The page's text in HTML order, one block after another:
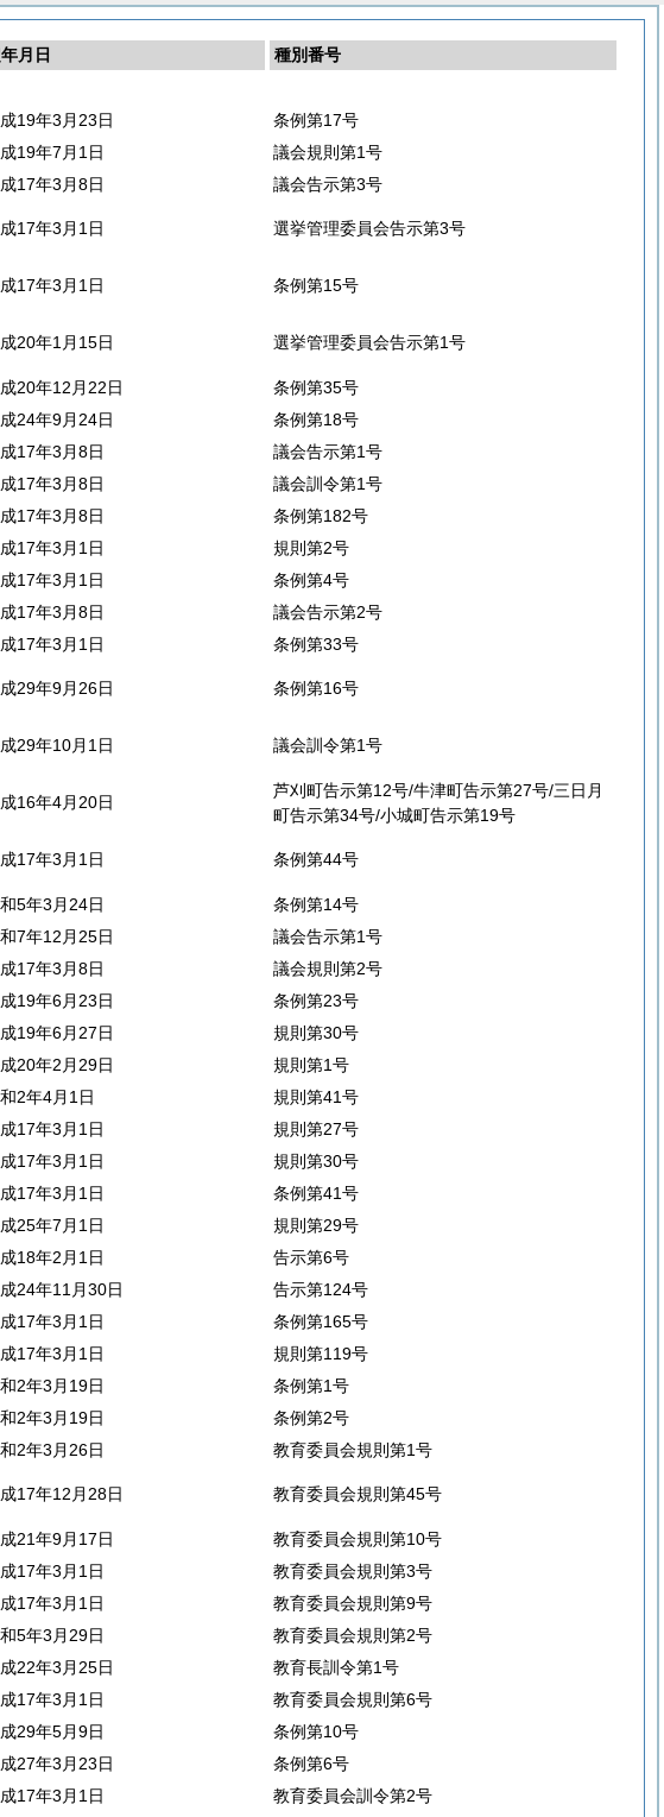
月日
種別番号
19年3月23日
条例第17号
19年7月1日
議会規則第1号
17年3月8日
議会告示第3号
17年3月1日 選挙管理委員会告示第3号
17年3月1日 条例第15号
20年1月15日 選挙管理委員会告示第1号
20年12月22日
条例第35号
24年9月24日
条例第18号
17年3月8日
議会告示第1号
17年3月8日
議会訓令第1号
17年3月8日
条例第182号
17年3月1日
規則第2号
17年3月1日
条例第4号
17年3月8日
議会告示第2号
17年3月1日
条例第33号
29年9月26日 条例第16号
29年10月1日 議会訓令第1号
16年4月20日
芦刈町告示第12号/牛津町告示第27号/三日月
町告示第34号/小城町告示第19号
17年3月1日 条例第44号
5年3月24日
条例第14号
7年12月25日
議会告示第1号
17年3月8日
議会規則第2号
19年6月23日
条例第23号
19年6月27日
規則第30号
20年2月29日
規則第1号
2年4月1日
規則第41号
17年3月1日
規則第27号
17年3月1日
規則第30号
17年3月1日
条例第41号
25年7月1日
規則第29号
18年2月1日
告示第6号
24年11月30日
告示第124号
17年3月1日
条例第165号
17年3月1日
規則第119号
2年3月19日
条例第1号
2年3月19日
条例第2号
2年3月26日
教育委員会規則第1号
17年12月28日 教育委員会規則第45号
21年9月17日
教育委員会規則第10号
17年3月1日
教育委員会規則第3号
17年3月1日
教育委員会規則第9号
5年3月29日
教育委員会規則第2号
22年3月25日
教育長訓令第1号
17年3月1日
教育委員会規則第6号
29年5月9日
条例第10号
27年3月23日
条例第6号
17年3月1日
教育委員会訓令第2号